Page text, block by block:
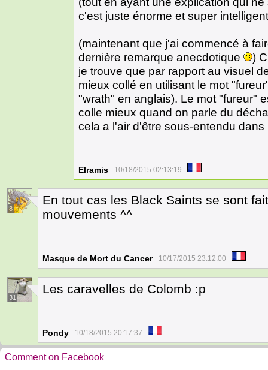
c'est juste énorme et super
(maintenant que j'ai commencé à
dernière remarque anecdotique
)
je trouve que par rapport au visuel
mieux collé en utilisant le mot
"wrath" en anglais). Le mot "fureur"
colle mieux quand on parle du
cela a l'air d'être sous-entendu
Elramis 10/18/2015 02:13:19
8
En tout cas les Black Saints se sont
mouvements ^^
Masque de Mort du Cancer 10/17/2015 23:12:00
31
Les caravelles de Colomb :p
Pondy 10/18/2015 20:17:37
Comment on Facebook